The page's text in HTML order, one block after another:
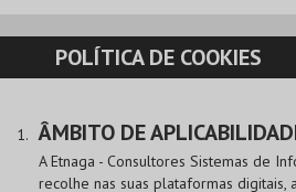
CARRINHO
EVENTOS
CARTÕES
POLÍTICA DE COOKIES
ÂMBITO DE
A Etnaga - Consultores Sistemas de
recolhe nas suas plataformas digitais,